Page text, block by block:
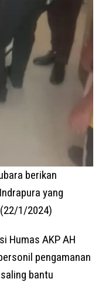
berikan
yang
1/2024)
Humas AKP AH
pengamanan
bantu